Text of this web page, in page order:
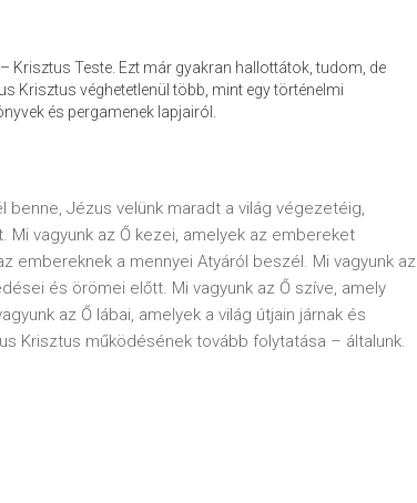
Krisztus Teste. Ezt már gyakran hallottátok, tudom, de
Krisztus véghetetlenül több, mint egy történelmi
és pergamenek lapjairól.
benne, Jézus velünk maradt a világ végezetéig,
vagyunk az Ő kezei, amelyek az embereket
embereknek a mennyei Atyáról beszél. Mi vagyunk az
és örömei előtt. Mi vagyunk az Ő szíve, amely
az Ő lábai, amelyek a világ útjain járnak és
Krisztus működésének tovább folytatása – általunk.